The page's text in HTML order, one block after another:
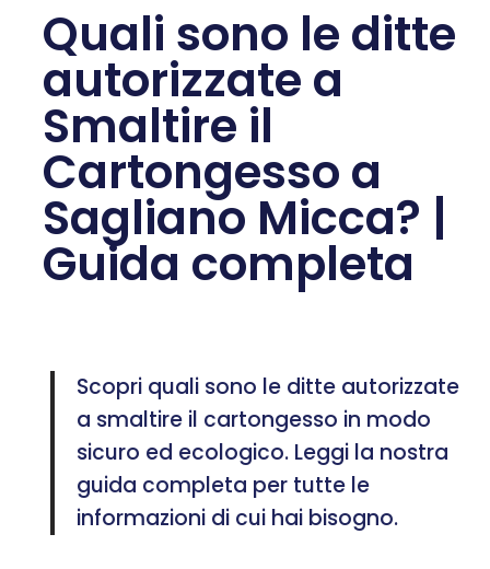
Quali sono le ditte
autorizzate a
Smaltire il
Cartongesso a
Sagliano Micca? |
Guida completa
Scopri quali sono le ditte autorizzate
a smaltire il cartongesso in modo
sicuro ed ecologico. Leggi la nostra
guida completa per tutte le
informazioni di cui hai bisogno.